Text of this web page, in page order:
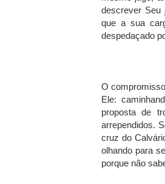
descrever Seu
que a sua
despedaçado
O
Ele:
proposta de
arrependidos.
cruz do
olhando para
porque não